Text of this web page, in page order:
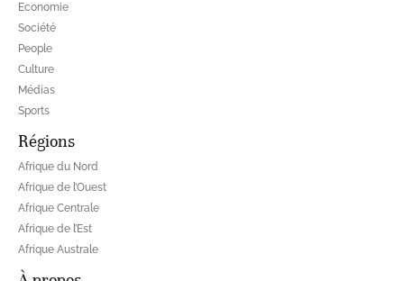
Economie
Société
People
Culture
Médias
Sports
Régions
Afrique du Nord
Afrique de l’Ouest
Afrique Centrale
Afrique de l’Est
Afrique Australe